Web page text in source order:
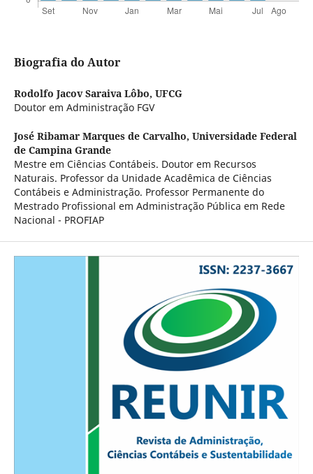
Biografia do Autor
Rodolfo Jacov Saraiva Lôbo, UFCG
Doutor em Administração FGV
José Ribamar Marques de Carvalho, Universidade Federal
de Campina Grande
Mestre em Ciências Contábeis. Doutor em Recursos
Naturais. Professor da Unidade Acadêmica de Ciências
Contábeis e Administração. Professor Permanente do
Mestrado Profissional em Administração Pública em Rede
Nacional - PROFIAP